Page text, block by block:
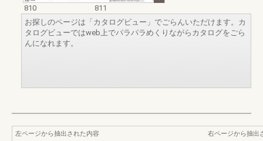
810
811
お探しのページは「カタログビュー」でごらんいただけます。カ
タログビューではweb上でパラパラめくりながらカタログをごら
んになれます。
左ページから抽出された内容
右ページから抽出